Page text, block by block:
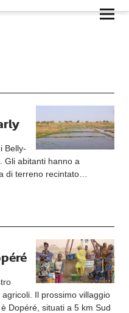
Belly-
Gli abitanti hanno a
di terreno recintato…
Il prossimo villaggio
Dopéré, situati a 5 km Sud